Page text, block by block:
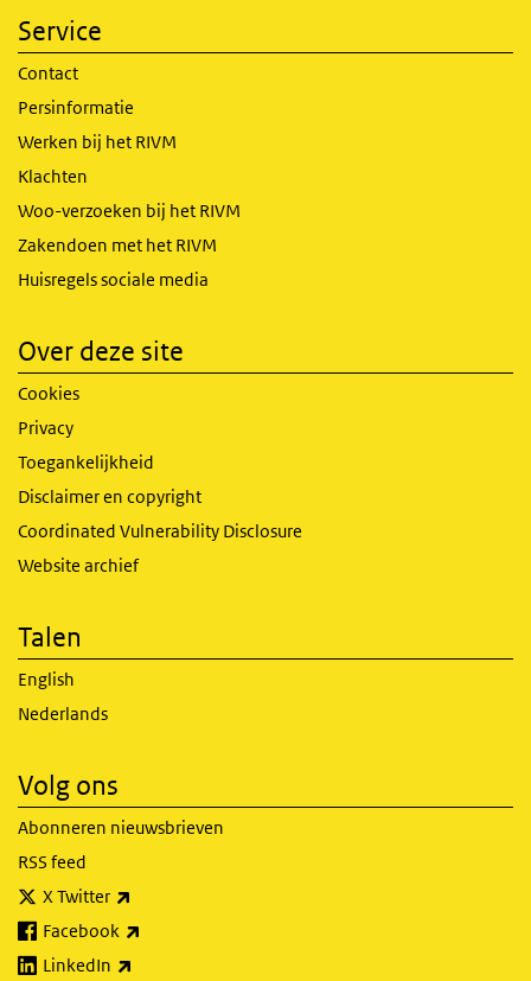
Service
Contact
Persinformatie
Werken bij het RIVM
Klachten
Woo-verzoeken bij het RIVM
Zakendoen met het RIVM
Huisregels sociale media
Over deze site
Cookies
Privacy
Toegankelijkheid
Disclaimer en copyright
Coordinated Vulnerability Disclosure
Website archief
Talen
English
Nederlands
Volg ons
Abonneren nieuwsbrieven
RSS feed
X Twitter
Facebook
LinkedIn